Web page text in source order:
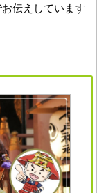
伝えしています